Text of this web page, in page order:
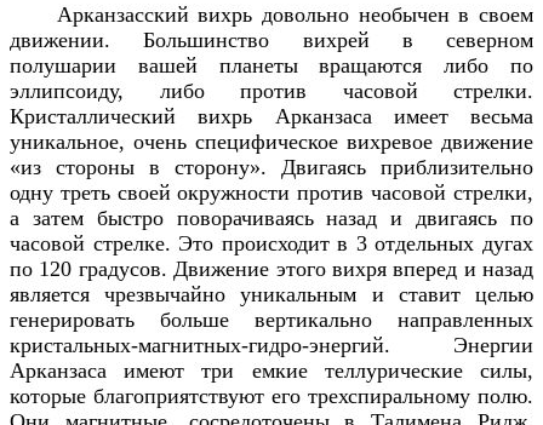
Арканзасский вихрь довольно необычен в своем
движении. Большинство вихрей в северном
полушарии вашей планеты вращаются либо по
эллипсоиду, либо против часовой стрелки.
Кристаллический вихрь Арканзаса имеет весьма
уникальное, очень специфическое вихревое движение
«из стороны в сторону». Двигаясь приблизительно
одну треть своей окружности против часовой стрелки,
а затем быстро поворачиваясь назад и двигаясь по
часовой стрелке. Это происходит в 3 отдельных дугах
по 120 градусов. Движение этого вихря вперед и назад
является чрезвычайно уникальным и ставит целью
генерировать больше вертикально направленных
кристальных-магнитных-гидро-энергий. Энергии
Арканзаса имеют три емкие теллурические силы,
которые благоприятствуют его трехспиральному полю.